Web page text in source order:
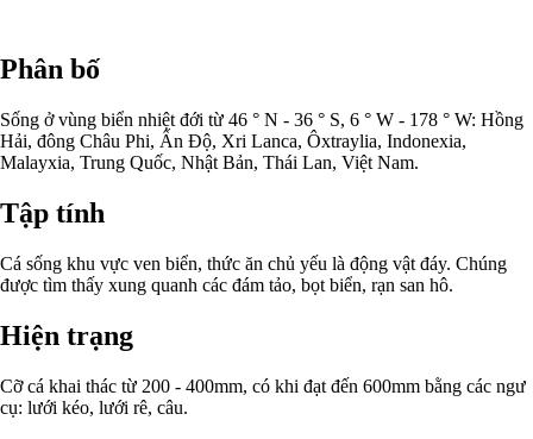
Phân bố
Sống ở vùng biển nhiệt đới từ 46 ° N - 36 ° S, 6 ° W - 178 ° W: Hồng
Hải, đông Châu Phi, Ấn Độ, Xri Lanca, Ôxtraylia, Indonexia,
Malayxia, Trung Quốc, Nhật Bản, Thái Lan, Việt Nam.
Tập tính
Cá sống khu vực ven biển, thức ăn chủ yếu là động vật đáy. Chúng
được tìm thấy xung quanh các đám tảo, bọt biển, rạn san hô.
Hiện trạng
Cỡ cá khai thác từ 200 - 400mm, có khi đạt đến 600mm bằng các ngư
cụ: lưới kéo, lưới rê, câu.